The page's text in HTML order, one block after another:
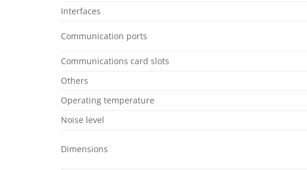
Interfaces
Communication ports
Communications card slots
Others
Operating temperature
Noise level
Dimensions